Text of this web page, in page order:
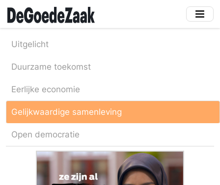
Skip
main
content
Uitgelicht
Duurzame toekomst
Eerlijke economie
Gelijkwaardige samenleving
Open democratie